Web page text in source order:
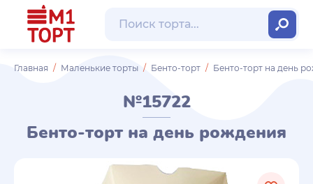
Главная Маленькие торты Бенто-торт Бенто-торт на день
№15722
Бенто-торт на день рождения